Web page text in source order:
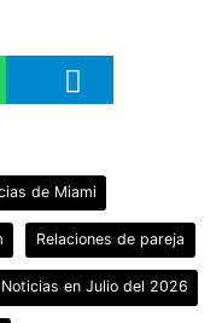
de Miami
Relaciones de pareja
Noticias en Julio del 2026